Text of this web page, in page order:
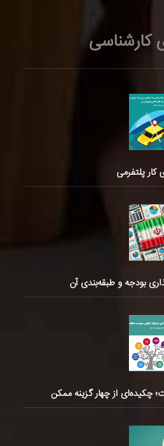
کارشناسی
کار پلتفرمی
چکیده‌ای از چهار گزینه ممکن